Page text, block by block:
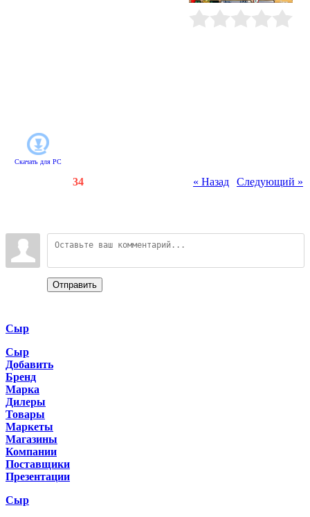
Скачать для PC
« Назад Следующий »
34
Отправить
Сыр
Сыр
Добавить
Бренд
Марка
Дилеры
Товары
Маркеты
Магазины
Компании
Поставщики
Презентации
Сыр